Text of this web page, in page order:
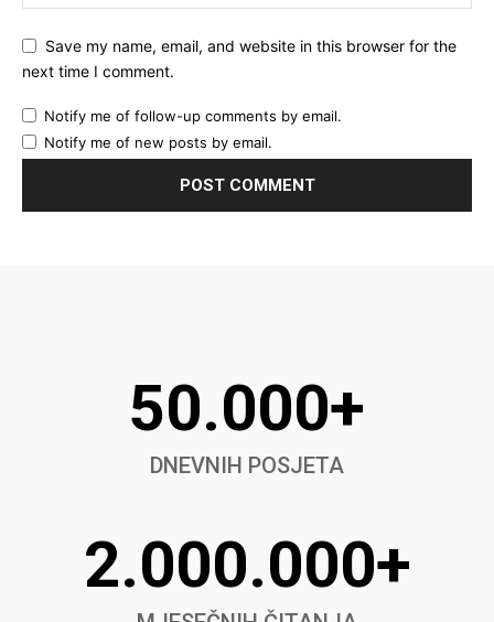
Save my name, email, and website in this browser for the
next time I comment.
Notify me of follow-up comments by email.
Notify me of new posts by email.
50.000+
DNEVNIH POSJETA
2.000.000+